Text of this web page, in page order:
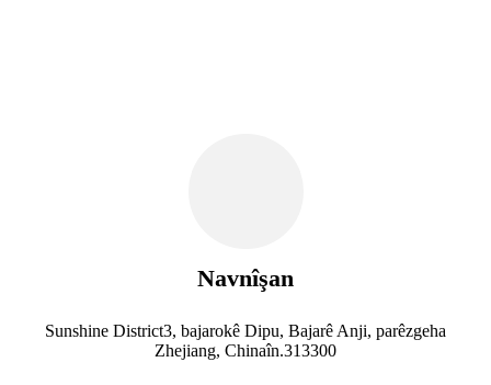
Navnîşan
Sunshine District3, bajarokê Dipu, Bajarê Anji, parêzgeha
Zhejiang, Chinaîn.313300